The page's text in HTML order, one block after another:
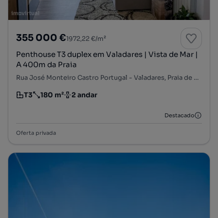
355 000 €1972,22 €/m²
Penthouse T3 duplex em Valadares | Vista de Mar |
A 400m da Praia
Rua José Monteiro Castro Portugal - Valadares, Praia de Valadares, Gulpilhares e Valadares, Vila Nova de Gaia, Porto
Tipologia
T3
Preço por metro quadrado
180 m²
Andar 2 andar
Destacado
Oferta privada